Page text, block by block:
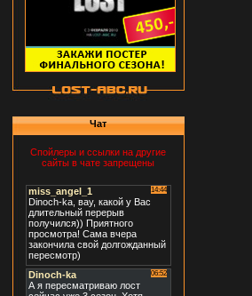
Чат
Спойлеры и ссылки на другие
сайты в чате запрещены